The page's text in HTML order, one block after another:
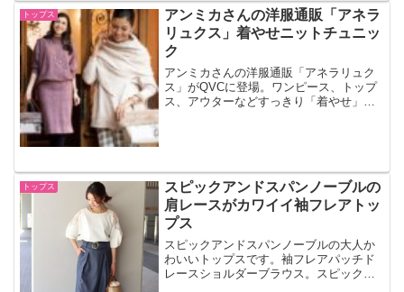
トップス
アンミカさんの洋服通販「アネラ
リュクス」着やせニットチュニッ
ク
アンミカさんの洋服通販「アネラリュク
ス」がQVCに登場。ワンピース、トップ
ス、アウターなどすっきり「着やせ」し
トップス
スピックアンドスパンノーブルの
肩レースがカワイイ袖フレアトッ
プス
スピックアンドスパンノーブルの大人か
わいいトップスです。袖フレアパッチド
レースショルダーブラウス。スピックア